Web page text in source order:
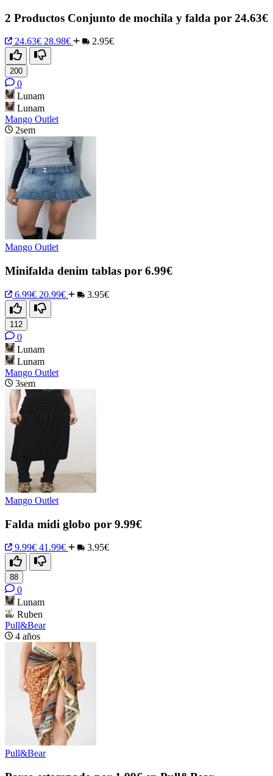
2 Productos Conjunto de mochila y falda por 24.63€
24.63€ 28.98€ 2.95€
200
0
Lunam
Lunam
Mango Outlet
2sem
Mango Outlet
Minifalda denim tablas por 6.99€
6.99€ 20.99€ 3.95€
112
0
Lunam
Lunam
Mango Outlet
3sem
Mango Outlet
Falda midi globo por 9.99€
9.99€ 41.99€ 3.95€
88
0
Lunam
Ruben
Pull&Bear
4 años
Pull&Bear